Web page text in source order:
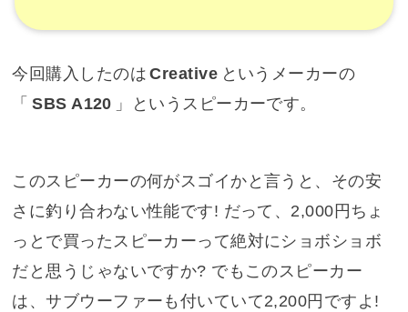
今回購入したのは Creative というメーカーの
「 SBS A120 」というスピーカーです。
このスピーカーの何がスゴイかと言うと、その安
さに釣り合わない性能です! だって、2,000円ちょ
っとで買ったスピーカーって絶対にショボショボ
だと思うじゃないですか? でもこのスピーカー
は、サブウーファーも付いていて2,200円ですよ!